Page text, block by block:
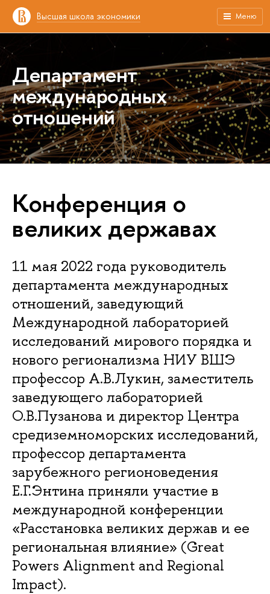
Высшая школа экономики Меню
Департамент
международных
отношений
Конференция о
великих державах
11 мая 2022 года руководитель
департамента международных
отношений, заведующий
Международной лабораторией
исследований мирового порядка и
нового регионализма НИУ ВШЭ
профессор А.В.Лукин, заместитель
заведующего лабораторией
О.В.Пузанова и директор Центра
средиземноморских исследований,
профессор департамента
зарубежного регионоведения
Е.Г.Энтина приняли участие в
международной конференции
«Расстановка великих держав и ее
региональная влияние» (Great
Powers Alignment and Regional
Impact).